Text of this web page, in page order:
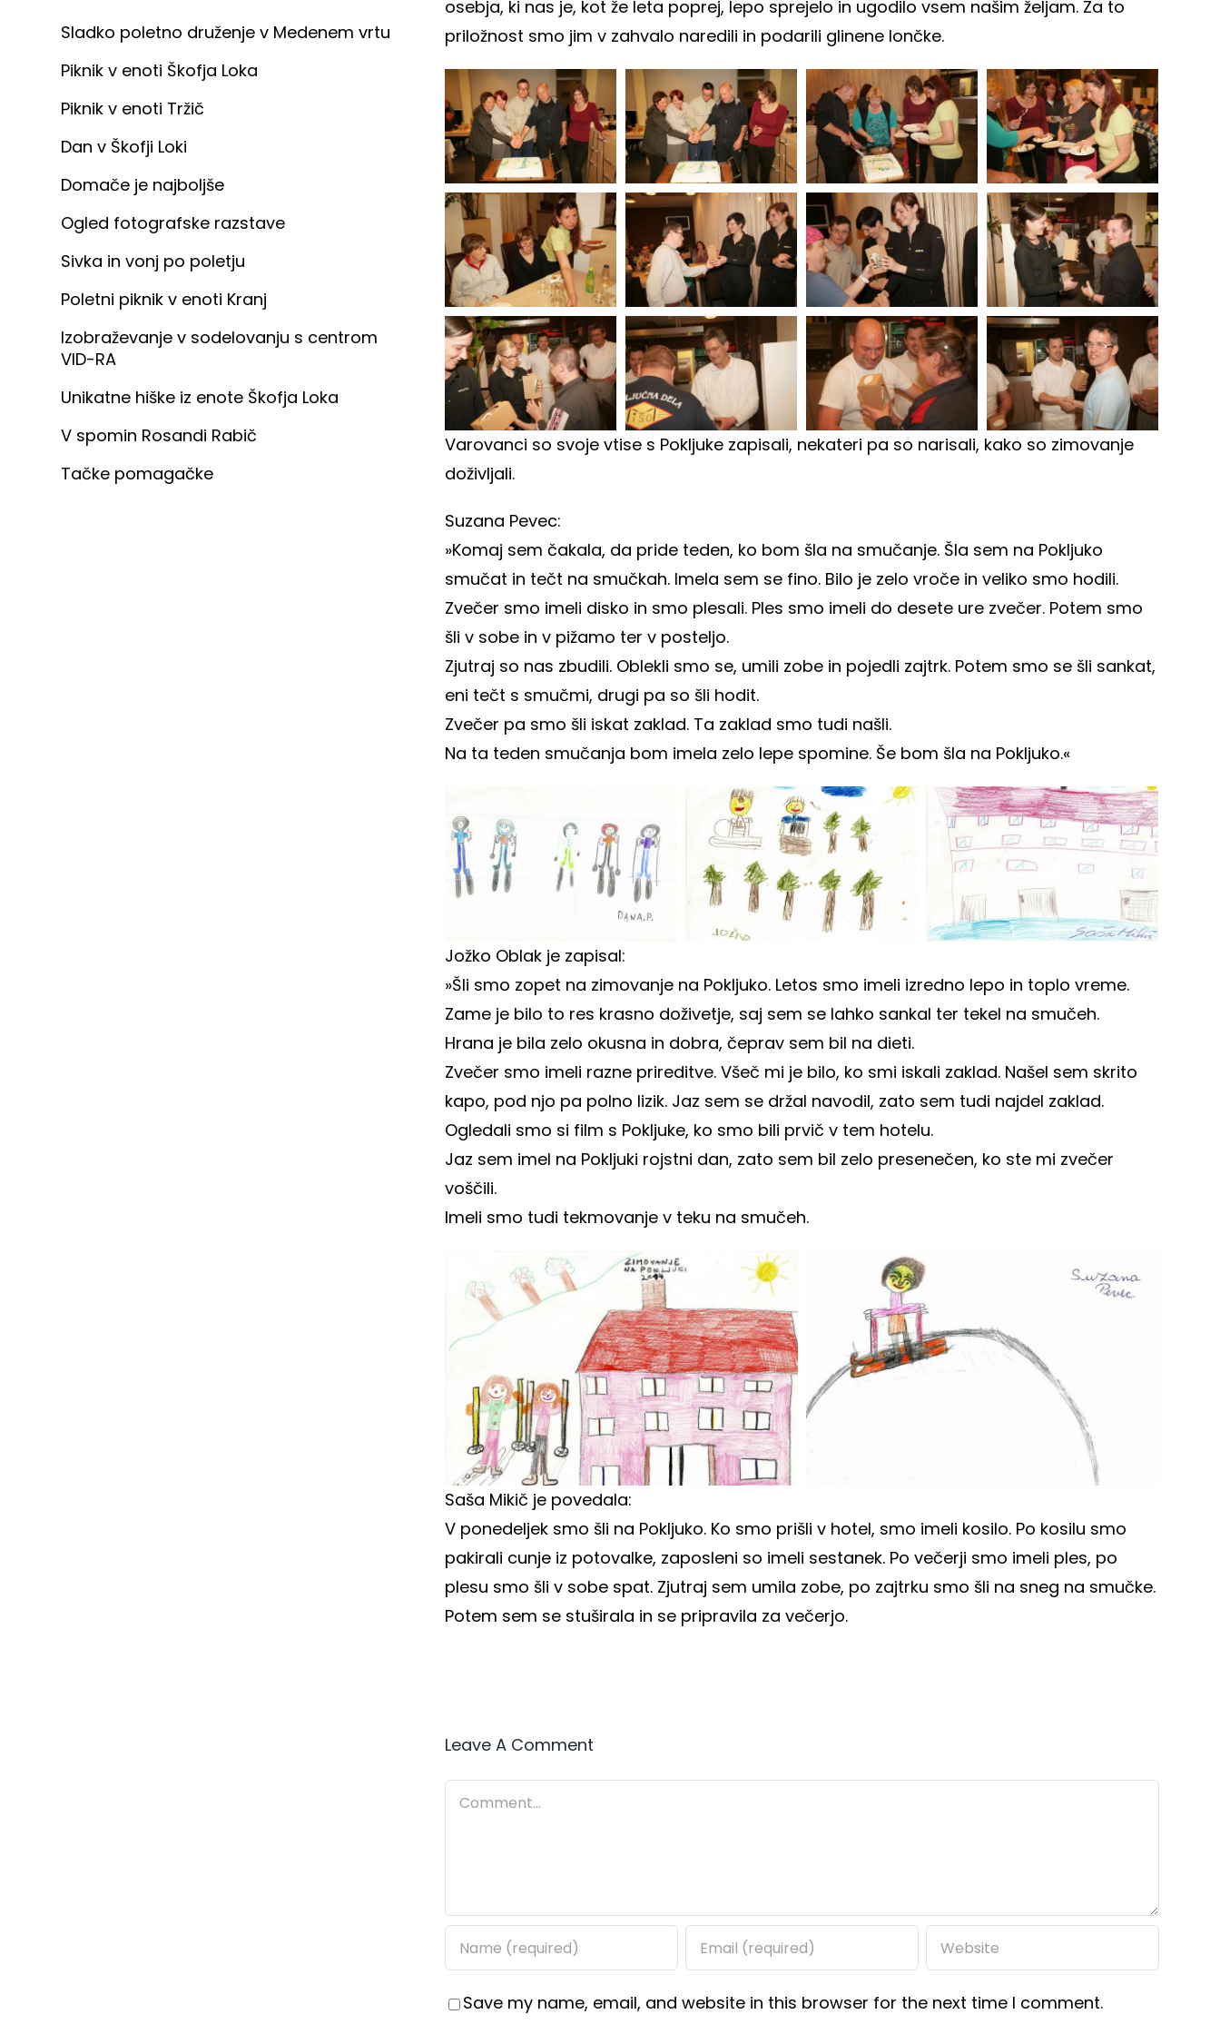
Sladko poletno druženje v Medenem vrtu
Piknik v enoti Škofja Loka
Piknik v enoti Tržič
Dan v Škofji Loki
Domače je najboljše
Ogled fotografske razstave
Sivka in vonj po poletju
Poletni piknik v enoti Kranj
Izobraževanje v sodelovanju s centrom
VID-RA
Unikatne hiške iz enote Škofja Loka
V spomin Rosandi Rabič
Tačke pomagačke
osebja, ki nas je, kot že leta poprej, lepo sprejelo in ugodilo vsem našim željam. Za to
priložnost smo jim v zahvalo naredili in podarili glinene lončke.
Varovanci so svoje vtise s Pokljuke zapisali, nekateri pa so narisali, kako so zimovanje
doživljali.
Suzana Pevec:
»Komaj sem čakala, da pride teden, ko bom šla na smučanje. Šla sem na Pokljuko
smučat in tečt na smučkah. Imela sem se fino. Bilo je zelo vroče in veliko smo hodili.
Zvečer smo imeli disko in smo plesali. Ples smo imeli do desete ure zvečer. Potem smo
šli v sobe in v pižamo ter v posteljo.
Zjutraj so nas zbudili. Oblekli smo se, umili zobe in pojedli zajtrk. Potem smo se šli sankat,
eni tečt s smučmi, drugi pa so šli hodit.
Zvečer pa smo šli iskat zaklad. Ta zaklad smo tudi našli.
Na ta teden smučanja bom imela zelo lepe spomine. Še bom šla na Pokljuko.«
Jožko Oblak je zapisal:
»Šli smo zopet na zimovanje na Pokljuko. Letos smo imeli izredno lepo in toplo vreme.
Zame je bilo to res krasno doživetje, saj sem se lahko sankal ter tekel na smučeh.
Hrana je bila zelo okusna in dobra, čeprav sem bil na dieti.
Zvečer smo imeli razne prireditve. Všeč mi je bilo, ko smi iskali zaklad. Našel sem skrito
kapo, pod njo pa polno lizik. Jaz sem se držal navodil, zato sem tudi najdel zaklad.
Ogledali smo si film s Pokljuke, ko smo bili prvič v tem hotelu.
Jaz sem imel na Pokljuki rojstni dan, zato sem bil zelo presenečen, ko ste mi zvečer
voščili.
Imeli smo tudi tekmovanje v teku na smučeh.
Saša Mikič je povedala:
V ponedeljek smo šli na Pokljuko. Ko smo prišli v hotel, smo imeli kosilo. Po kosilu smo
pakirali cunje iz potovalke, zaposleni so imeli sestanek. Po večerji smo imeli ples, po
plesu smo šli v sobe spat. Zjutraj sem umila zobe, po zajtrku smo šli na sneg na smučke.
Potem sem se stuširala in se pripravila za večerjo.
Leave A Comment
Comment
Save my name, email, and website in this browser for the next time I comment.